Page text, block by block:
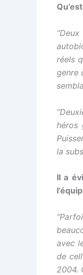
réels
genre
héros
la
Il a
avec
de
2004.